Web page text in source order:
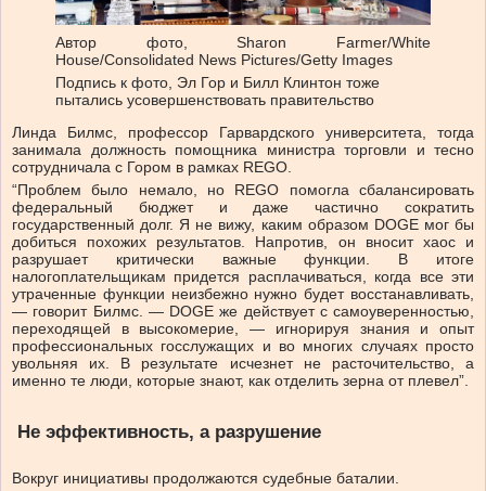
Автор фото,Sharon Farmer/White
House/Consolidated News Pictures/Getty Images
Подпись к фото, Эл Гор и Билл Клинтон тоже
пытались усовершенствовать правительство
Линда Билмс, профессор Гарвардского университета, тогда
занимала должность помощника министра торговли и тесно
сотрудничала с Гором в рамках REGO.
“Проблем было немало, но REGO помогла сбалансировать
федеральный бюджет и даже частично сократить
государственный долг. Я не вижу, каким образом DOGE мог бы
добиться похожих результатов. Напротив, он вносит хаос и
разрушает критически важные функции. В итоге
налогоплательщикам придется расплачиваться, когда все эти
утраченные функции неизбежно нужно будет восстанавливать,
— говорит Билмс. — DOGE же действует с самоуверенностью,
переходящей в высокомерие, — игнорируя знания и опыт
профессиональных госслужащих и во многих случаях просто
увольняя их. В результате исчезнет не расточительство, а
именно те люди, которые знают, как отделить зерна от плевел”.
Не эффективность, а разрушение
Вокруг инициативы продолжаются судебные баталии.